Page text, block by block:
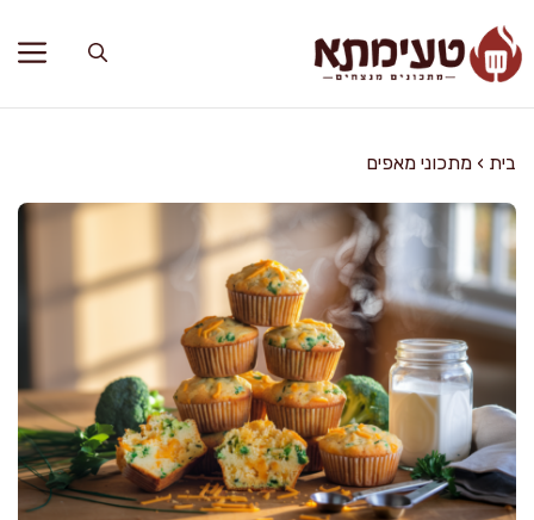
לתוכן
בית › מתכוני מאפים